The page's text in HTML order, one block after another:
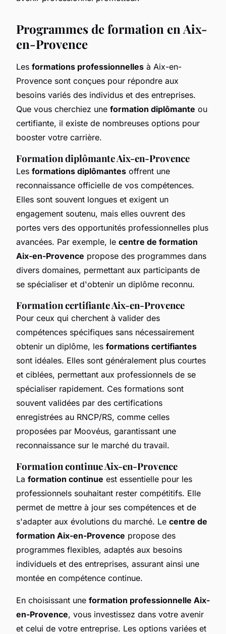
Programmes de formation en Aix-
en-Provence
Les formations professionnelles à Aix-en-
Provence sont conçues pour répondre aux
besoins variés des individus et des entreprises.
Que vous cherchiez une formation diplômante ou
certifiante, il existe de nombreuses options pour
booster votre carrière.
Formation diplômante Aix-en-Provence
Les formations diplômantes offrent une
reconnaissance officielle de vos compétences.
Elles sont souvent longues et exigent un
engagement soutenu, mais elles ouvrent des
portes vers des opportunités professionnelles plus
avancées. Par exemple, le centre de formation
Aix-en-Provence propose des programmes dans
divers domaines, permettant aux participants de
se spécialiser et d'obtenir un diplôme reconnu.
Formation certifiante Aix-en-Provence
Pour ceux qui cherchent à valider des
compétences spécifiques sans nécessairement
obtenir un diplôme, les formations certifiantes
sont idéales. Elles sont généralement plus courtes
et ciblées, permettant aux professionnels de se
spécialiser rapidement. Ces formations sont
souvent validées par des certifications
enregistrées au RNCP/RS, comme celles
proposées par Moovéus, garantissant une
reconnaissance sur le marché du travail.
Formation continue Aix-en-Provence
La formation continue est essentielle pour les
professionnels souhaitant rester compétitifs. Elle
permet de mettre à jour ses compétences et de
s'adapter aux évolutions du marché. Le centre de
formation Aix-en-Provence propose des
programmes flexibles, adaptés aux besoins
individuels et des entreprises, assurant ainsi une
montée en compétence continue.
En choisissant une formation professionnelle Aix-
en-Provence, vous investissez dans votre avenir
et celui de votre entreprise. Les options variées et